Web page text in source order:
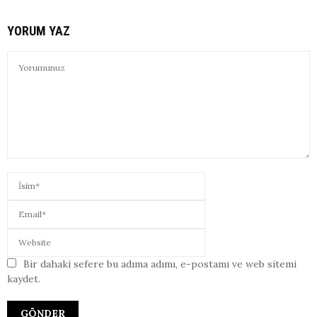
YORUM YAZ
Bir dahaki sefere bu adıma adımı, e-postamı ve web sitemi
kaydet.